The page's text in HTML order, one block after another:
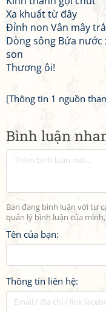
Bình luận
Bạn đang bình luận với tư
quản lý bình luận của
Tên của bạn:
Thông tin liên hệ:
Xa khuất từ đây
Đỉnh non Vân mây
Dòng sông Bứa
son
Thương ôi!
[Thông tin 1 nguồn